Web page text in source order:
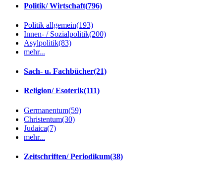
Politik/ Wirtschaft(796)
Politik allgemein(193)
Innen- / Sozialpolitik(200)
Asylpolitik(83)
mehr...
Sach- u. Fachbücher(21)
Religion/ Esoterik(111)
Germanentum(59)
Christentum(30)
Judaica(7)
mehr...
Zeitschriften/ Periodikum(38)